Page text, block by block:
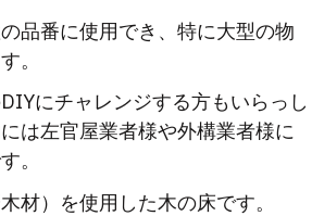
品番に使用でき、特に大型の物
。
にチャレンジする方もいらっし
は左官屋業者様や外構業者様に
。
材）を使用した木の床です。